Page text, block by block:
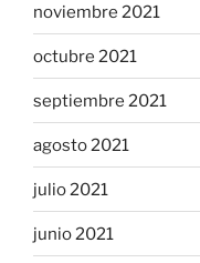
noviembre 2021
octubre 2021
septiembre 2021
agosto 2021
julio 2021
junio 2021